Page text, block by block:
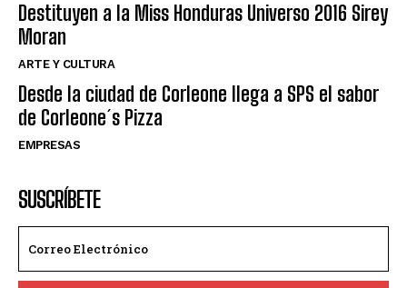
Destituyen a la Miss Honduras Universo 2016 Sirey
Moran
ARTE Y CULTURA
Desde la ciudad de Corleone llega a SPS el sabor
de Corleone´s Pizza
EMPRESAS
SUSCRÍBETE